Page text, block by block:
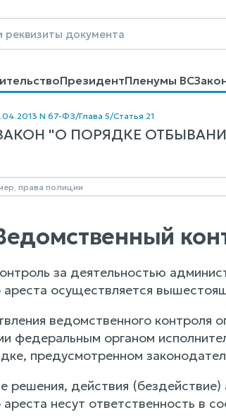
ПрезидентПленумы ВС
КонтактыПомощьПоиск
N 67-ФЗ/Глава 5/Статья 21
"О ПОРЯДКЕ
за деятельностью
ареста осуществляется
ведомственного
федеральным органом
предусмотренном
решения, действия
несут ответственность в